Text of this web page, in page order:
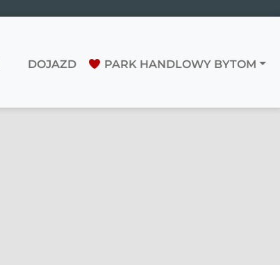
DOJAZD PARK HANDLOWY BYTOM